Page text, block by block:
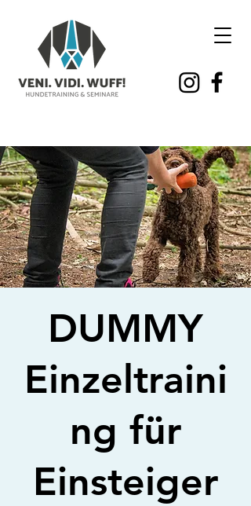
DUMMY
Einzeltraini
ng für
Einsteiger